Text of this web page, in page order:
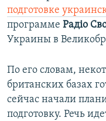
подготовке
программе Радіо
Украины в
По его словам,
британских базах
сейчас начали
подготовку. Речь